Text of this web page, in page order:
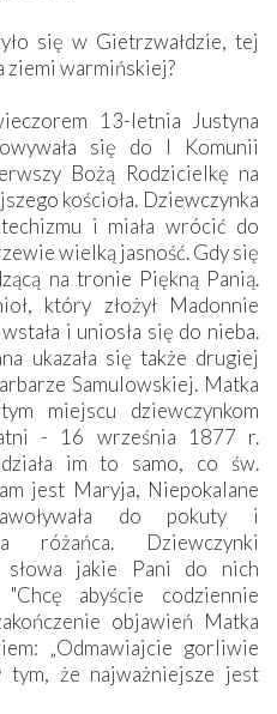
się w Gietrzwałdzie, tej
warmińskiej?
13-letnia Justyna
się do I Komunii
Bożą Rodzicielkę na
kościoła. Dziewczynka
i miała wrócić do
wielką jasność. Gdy się
na tronie Piękną Panią.
który złożył Madonnie
i uniosła się do nieba.
ukazała się także drugiej
Samulowskiej. Matka
miejscu dziewczynkom
- 16 września 1877 r.
im to samo, co św.
jest Maryja, Niepokalane
do pokuty i
różańca. Dziewczynki
słowa jakie Pani do nich
"Chcę abyście codziennie
objawień Matka
„Odmawiajcie gorliwie
tym, że najważniejsze jest